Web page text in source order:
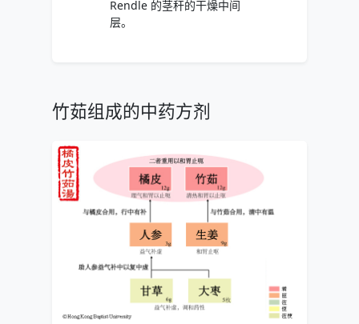
Rendle 的茎秆的干燥中间
层。
竹茹组成的中药方剂